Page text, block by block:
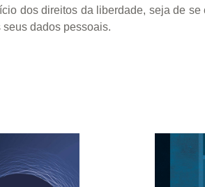
dos direitos da liberdade, seja de
dados pessoais.